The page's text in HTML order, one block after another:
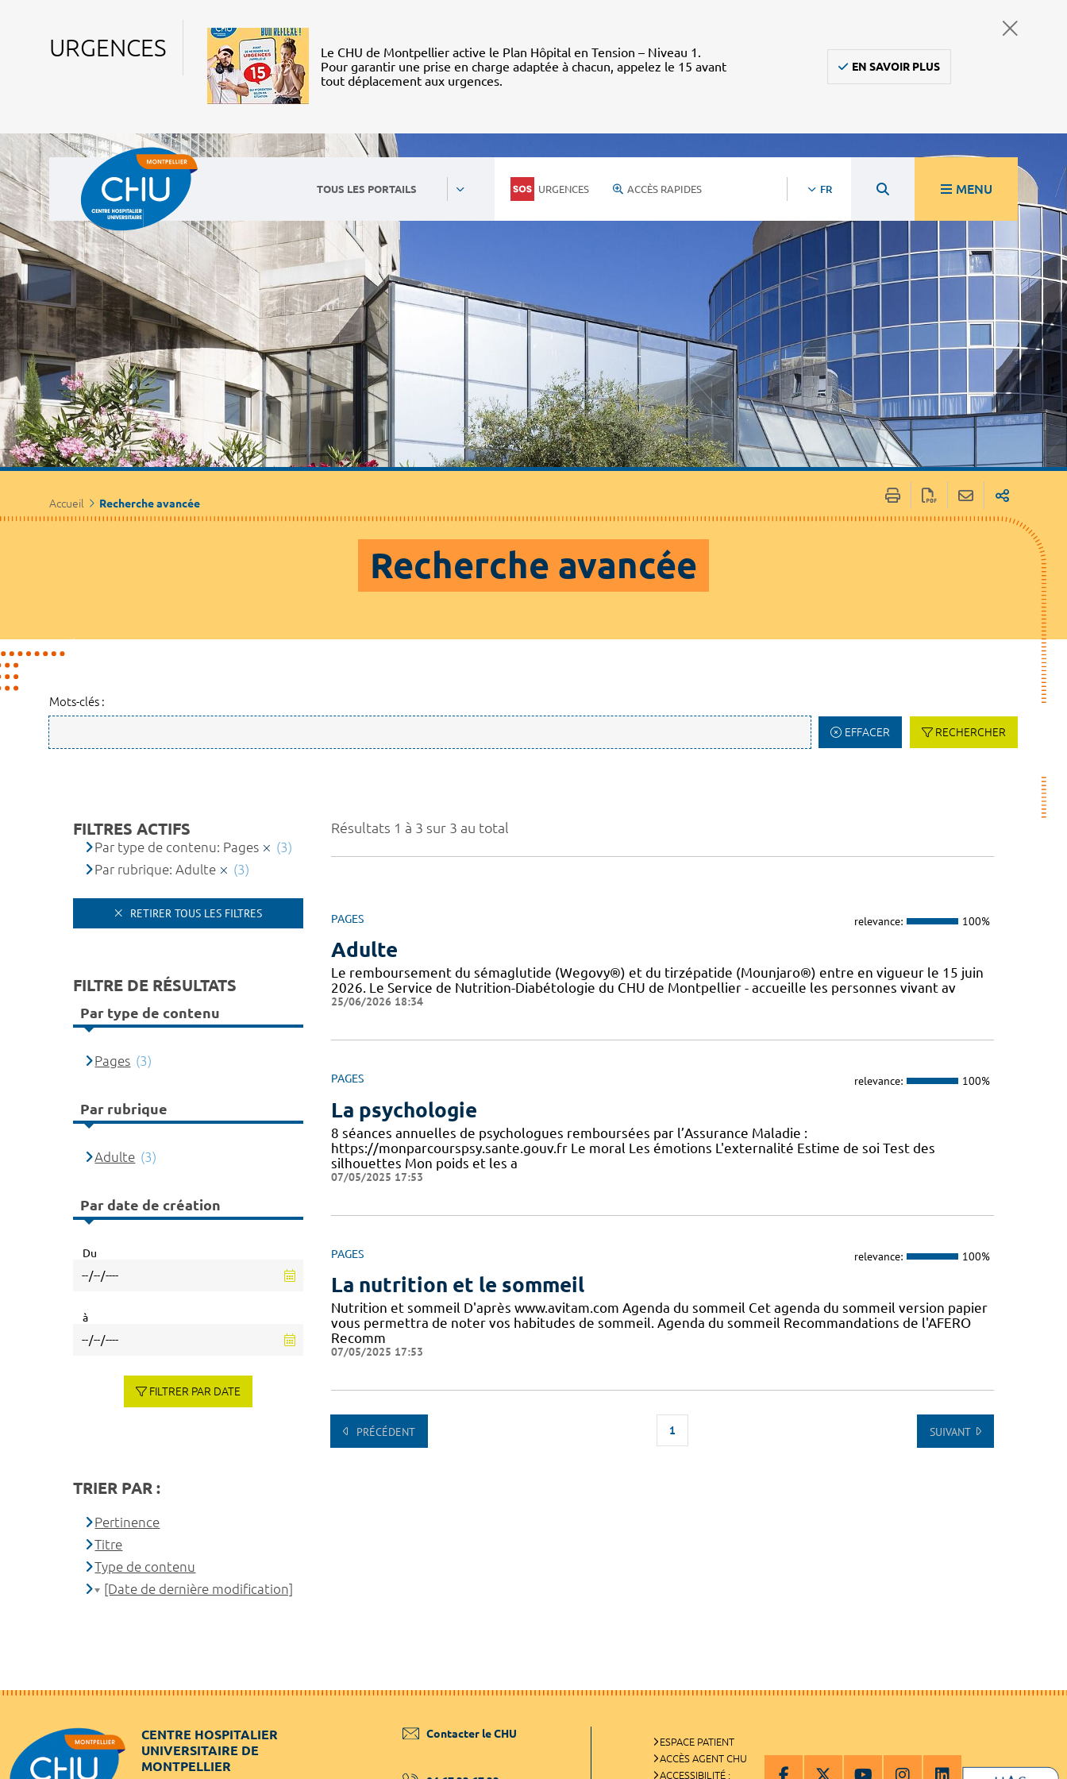
URGENCES
Le CHU de Montpellier active le Plan Hôpital en Tension – Niveau 1.
Pour garantir une prise en charge adaptée à chacun, appelez le 15 avant
tout déplacement aux urgences.
EN SAVOIR PLUS
TOUS LES PORTAILS URGENCES ACCÈS RAPIDES FR MENU
Accueil Recherche avancée
Recherche avancée
Mots-clés :
EFFACER RECHERCHER
Résultats 1 à 3 sur 3 au total
PAGES relevance: 100%
Adulte
Le remboursement du sémaglutide (Wegovy®) et du tirzépatide (Mounjaro®) entre en vigueur le 15 juin
2026. Le Service de Nutrition-Diabétologie du CHU de Montpellier - accueille les personnes vivant av
25/06/2026 18:34
PAGES relevance: 100%
La psychologie
8 séances annuelles de psychologues remboursées par l’Assurance Maladie :
https://monparcourspsy.sante.gouv.fr Le moral Les émotions L'externalité Estime de soi Test des
silhouettes Mon poids et les a
07/05/2025 17:53
PAGES relevance: 100%
La nutrition et le sommeil
Nutrition et sommeil D'après www.avitam.com Agenda du sommeil Cet agenda du sommeil version papier
vous permettra de noter vos habitudes de sommeil. Agenda du sommeil Recommandations de l'AFERO
Recomm
07/05/2025 17:53
PRÉCÉDENT 1 SUIVANT
FILTRES ACTIFS
Par type de contenu: Pages
(3)
Par rubrique: Adulte
(3)
RETIRER TOUS LES FILTRES
FILTRE DE RÉSULTATS
Par type de contenu
Pages (3)
Par rubrique
Adulte (3)
Par date de création
Du
à
FILTRER PAR DATE
TRIER PAR :
Pertinence
Titre
Type de contenu
[Date de dernière modification]
CENTRE HOSPITALIER
UNIVERSITAIRE DE
MONTPELLIER
Contacter le CHU
ESPACE PATIENT
ACCÈS AGENT CHU
ACCESSIBILITÉ :